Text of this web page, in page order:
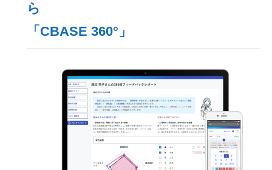
ら
「CBASE 360°」